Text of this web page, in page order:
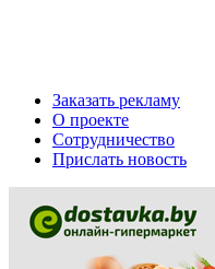
Заказать рекламу
О проекте
Сотрудничество
Прислать новость